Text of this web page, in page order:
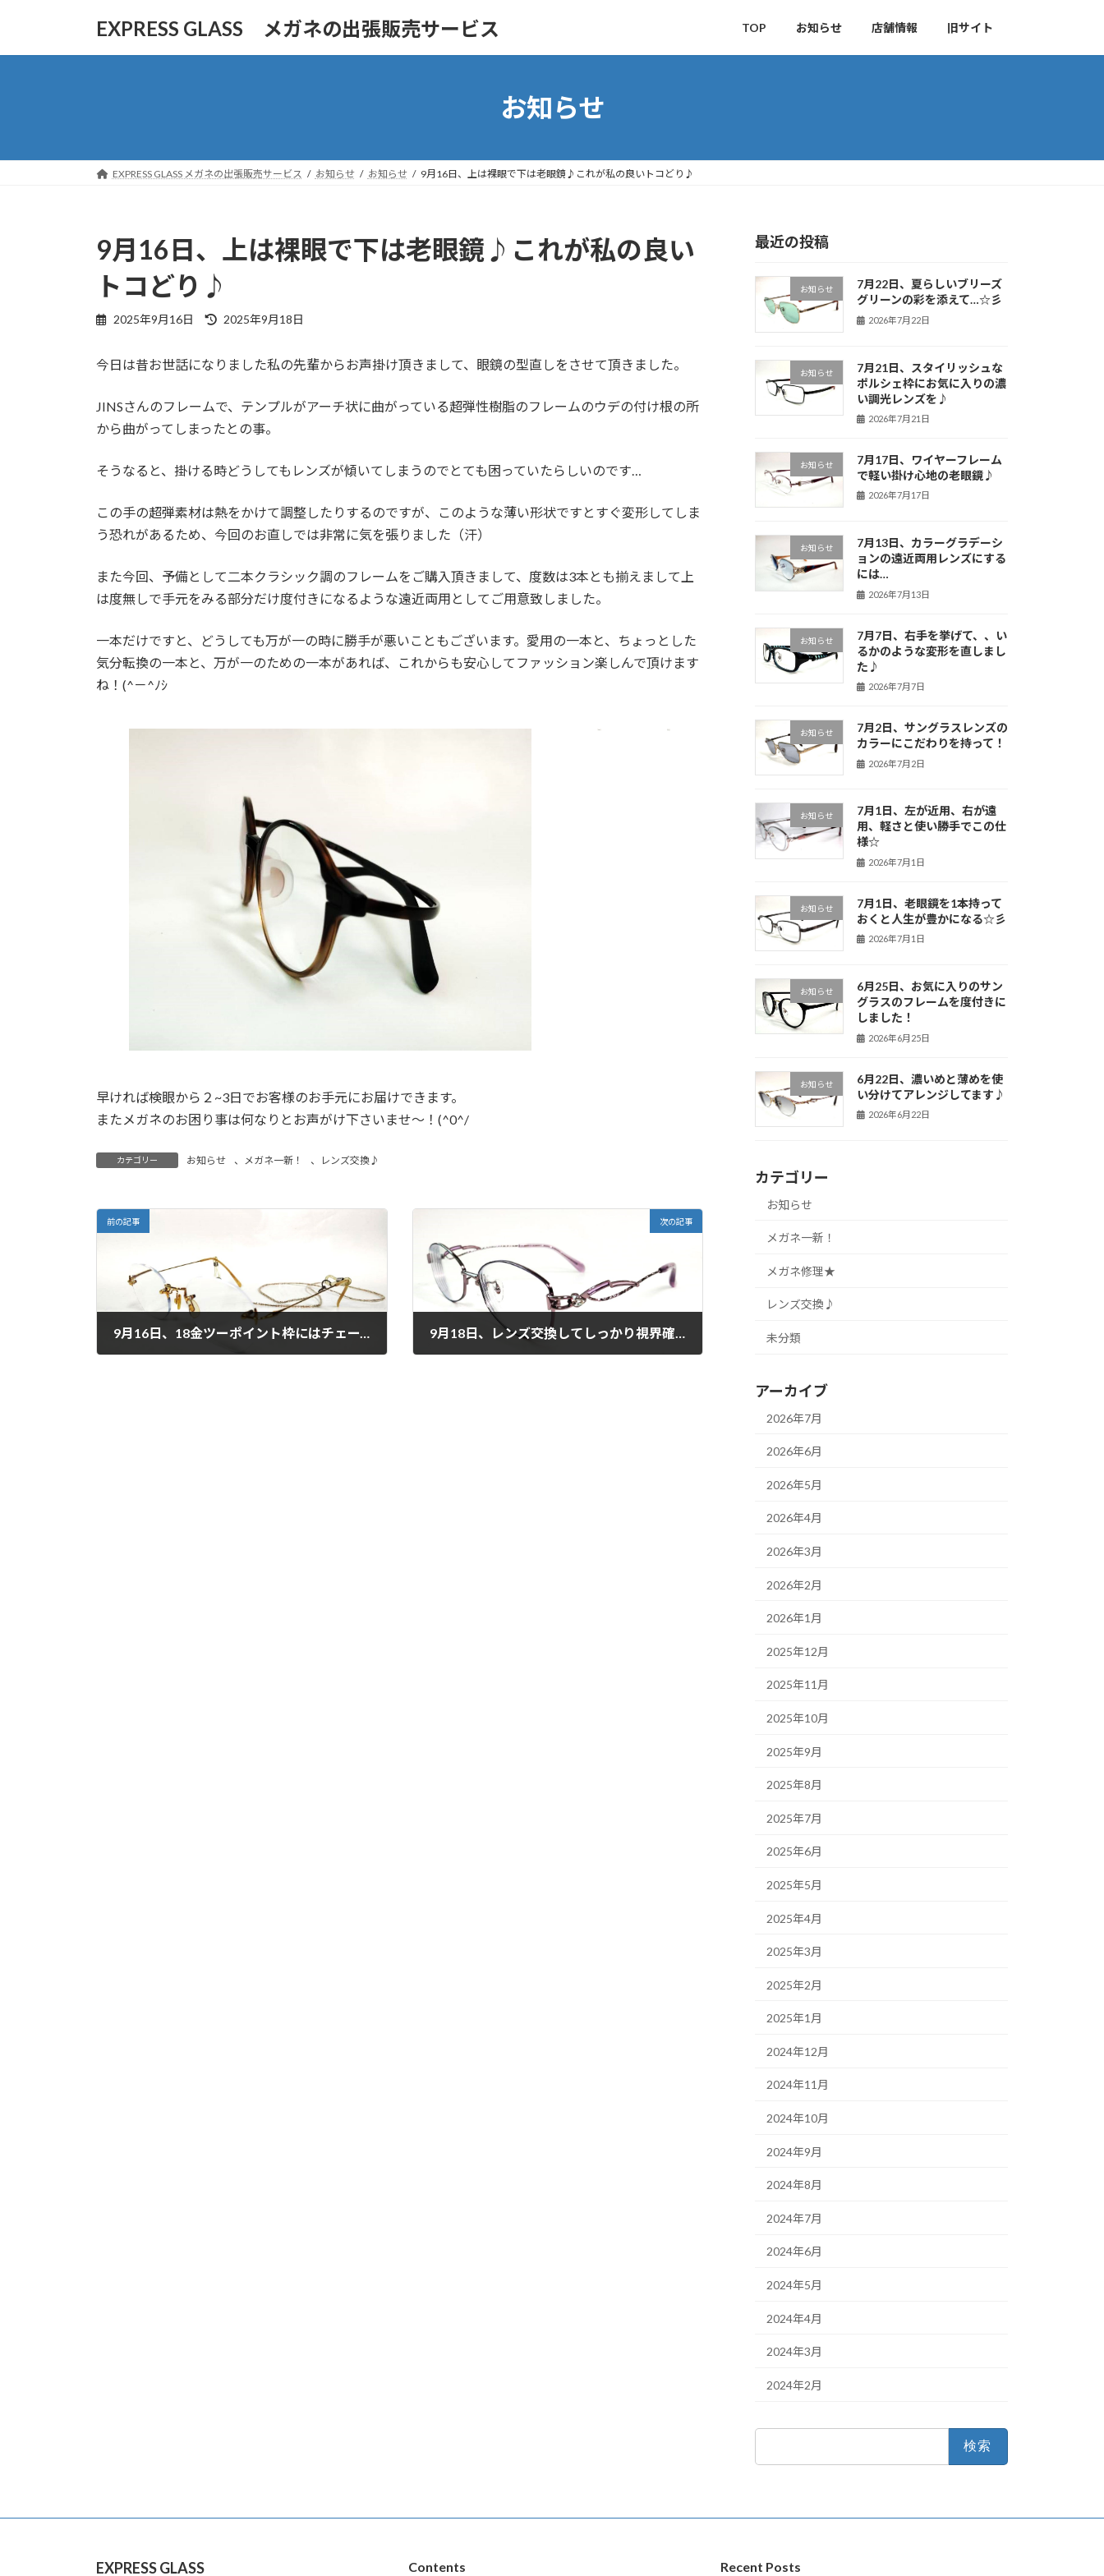
EXPRESS GLASS メガネの出張販売サービス TOP お知らせ 店舗情報 旧サイト
お知らせ
EXPRESS GLASS メガネの出張販売サービス お知らせ お知らせ 9月16日、上は裸眼で下は老眼鏡♪これが私の良いトコどり♪
9月16日、上は裸眼で下は老眼鏡♪これが私の良い
トコどり♪
2025年9月16日
最
新
時
:
2025年9月18日
今日は昔お世話になりました私の先輩からお声掛け頂きまして、眼鏡の型直しをさせて頂きました。
JINSさんのフレームで、テンプルがアーチ状に曲がっている超弾性樹脂のフレームのウデの付け根の所
から曲がってしまったとの事。
そうなると、掛ける時どうしてもレンズが傾いてしまうのでとても困っていたらしいのです…
この手の超弾素材は熱をかけて調整したりするのですが、このような薄い形状ですとすぐ変形してしま
う恐れがあるため、今回のお直しでは非常に気を張りました（汗）
また今回、予備として二本クラシック調のフレームをご購入頂きまして、度数は3本とも揃えまして上
は度無しで手元をみる部分だけ度付きになるような遠近両用としてご用意致しました。
一本だけですと、どうしても万が一の時に勝手が悪いこともございます。愛用の一本と、ちょっとした
気分転換の一本と、万が一のための一本があれば、これからも安心してファッション楽しんで頂けます
ね！(^－^ﾉｼ
早ければ検眼から２~3日でお客様のお手元にお届けできます。
またメガネのお困り事は何なりとお声がけ下さいませ～！(^0^/
カテゴリー お知らせ 、 メガネ一新！ 、 レンズ交換♪
前の記事 次の記事
最近の投稿
お知らせ
7月22日、夏らしいブリーズ
グリーンの彩を添えて…☆彡
2026年7月22日
お知らせ
7月21日、スタイリッシュな
ポルシェ枠にお気に入りの濃
い調光レンズを♪
2026年7月21日
お知らせ
7月17日、ワイヤーフレーム
で軽い掛け心地の老眼鏡♪
2026年7月17日
お知らせ
7月13日、カラーグラデーシ
ョンの遠近両用レンズにする
には…
2026年7月13日
お知らせ
7月7日、右手を挙げて、、い
るかのような変形を直しまし
た♪
2026年7月7日
お知らせ
7月2日、サングラスレンズの
カラーにこだわりを持って！
2026年7月2日
お知らせ
7月1日、左が近用、右が遠
用、軽さと使い勝手でこの仕
様☆
2026年7月1日
お知らせ
7月1日、老眼鏡を1本持って
おくと人生が豊かになる☆彡
2026年7月1日
お知らせ
6月25日、お気に入りのサン
グラスのフレームを度付きに
しました！
2026年6月25日
お知らせ
6月22日、濃いめと薄めを使
い分けてアレンジしてます♪
2026年6月22日
カテゴリー
お知らせ
メガネ一新！
メガネ修理★
レンズ交換♪
未分類
アーカイブ
2026年7月
2026年6月
2026年5月
2026年4月
2026年3月
2026年2月
2026年1月
2025年12月
2025年11月
2025年10月
2025年9月
2025年8月
2025年7月
2025年6月
2025年5月
2025年4月
2025年3月
2025年2月
2025年1月
2024年12月
2024年11月
2024年10月
2024年9月
2024年8月
2024年7月
2024年6月
2024年5月
2024年4月
2024年3月
2024年2月
EXPRESS GLASS Contents Recent Posts